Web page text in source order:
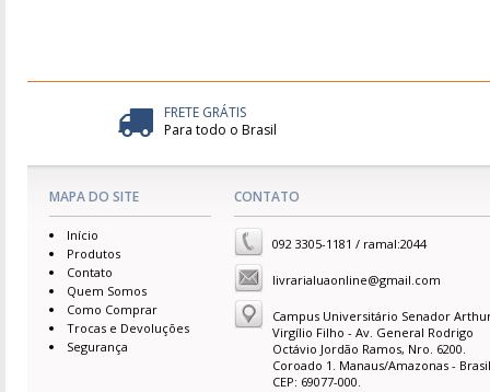
FRETE GRÁTIS
Para todo o Brasil
MAPA DO SITE
Início
Produtos
Contato
Quem Somos
Como Comprar
Trocas e Devoluções
Segurança
CONTATO
092 3305-1181 / ramal:2044
livrarialuaonline@gmail.com
Campus Universitário Senador
Virgílio Filho - Av. General Rodrigo
Octávio Jordão Ramos, Nro. 6200.
Coroado 1. Manaus/Amazonas -
CEP: 69077-000.